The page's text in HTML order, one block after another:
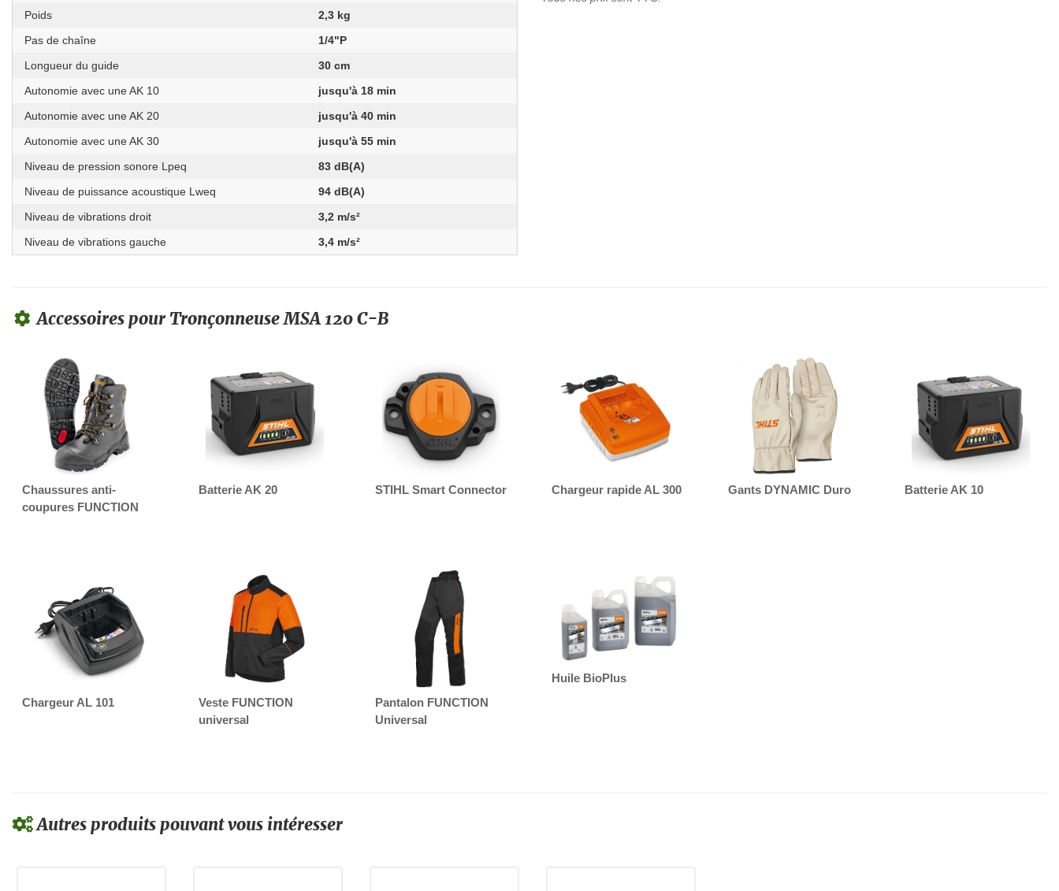
Poids
2,3 kg
Pas de chaîne
1/4"P
Longueur du guide
30 cm
Autonomie avec une AK 10
jusqu'à 18 min
Autonomie avec une AK 20
jusqu'à 40 min
Autonomie avec une AK 30
jusqu'à 55 min
Niveau de pression sonore Lpeq
83 dB(A)
Niveau de puissance acoustique Lweq
94 dB(A)
Niveau de vibrations droit
3,2 m/s²
Niveau de vibrations gauche
3,4 m/s²
Accessoires pour Tronçonneuse MSA 120 C-B
Chaussures anti-
coupures FUNCTION
Batterie AK 20 STIHL Smart Connector Chargeur rapide AL 300 Gants DYNAMIC Duro Batterie AK 10
Chargeur AL 101
Veste FUNCTION
universal
Pantalon FUNCTION
Universal
Huile BioPlus
Autres produits pouvant vous intéresser